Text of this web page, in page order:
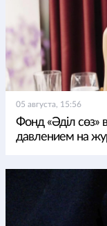
05 августа, 15:56
Фонд «Әділ сөз»
давлением на